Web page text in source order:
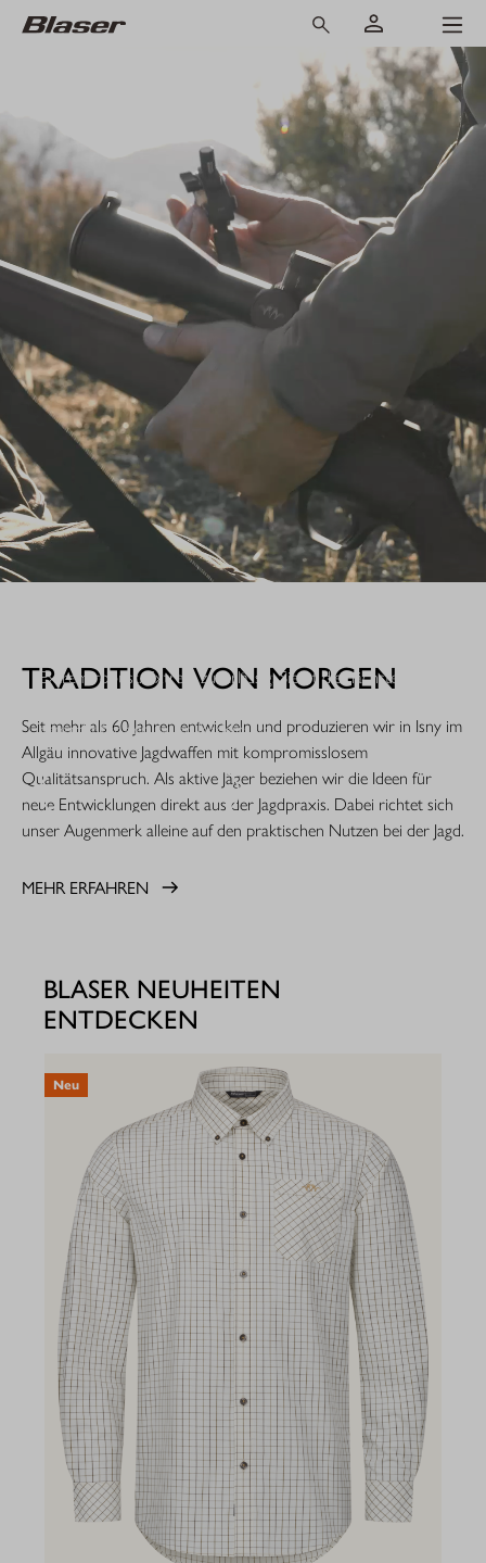
Extrem robust. Extrem zuverlässig: Sie ist die nächste
gemacht für den rauen Jagdeinsatz.
MEHR ERFAHREN
TRADITION VON MORGEN
Seit mehr als 60 Jahren entwickeln und produzieren wir in Isny im
Allgäu innovative Jagdwaffen mit kompromisslosem
Qualitätsanspruch. Als aktive Jäger beziehen wir die Ideen für
neue Entwicklungen direkt aus der Jagdpraxis. Dabei richtet sich
unser Augenmerk alleine auf den praktischen Nutzen bei der Jagd.
MEHR ERFAHREN
BLASER NEUHEITEN
ENTDECKEN
Neu